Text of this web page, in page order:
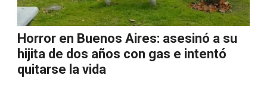
Horror en Buenos Aires: asesinó a su
hijita de dos años con gas e intentó
quitarse la vida